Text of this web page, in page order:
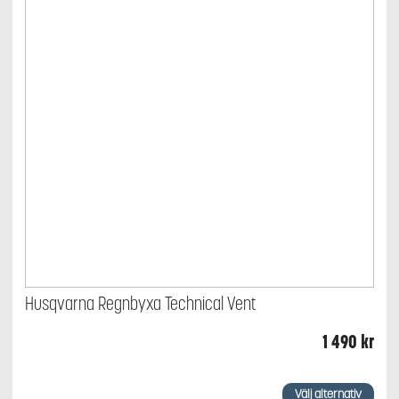
Husqvarna Regnbyxa Technical Vent
1 490 kr
Välj alternativ